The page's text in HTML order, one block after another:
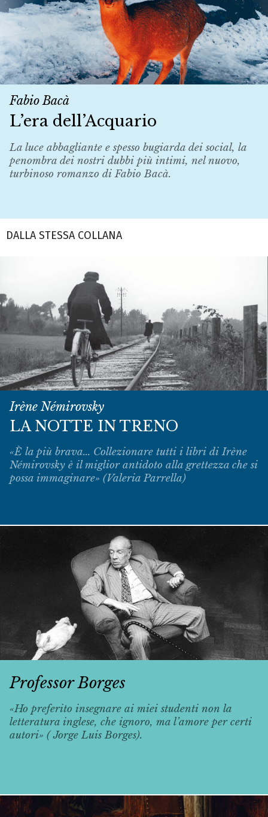
Fabio Bacà
L’era dell’Acquario
La luce abbagliante e spesso bugiarda dei social, la
penombra dei nostri dubbi più intimi, nel nuovo,
turbinoso romanzo di Fabio Bacà.
DALLA STESSA COLLANA
Irène Némirovsky
LA NOTTE IN TRENO
«È la più brava... Collezionare tutti i libri di Irène
Némirovsky è il miglior antidoto alla grettezza che si
possa immaginare» (Valeria Parrella)
Professor Borges
«Ho preferito insegnare ai miei studenti non la
letteratura inglese, che ignoro, ma l’amore per certi
autori» ( Jorge Luis Borges).